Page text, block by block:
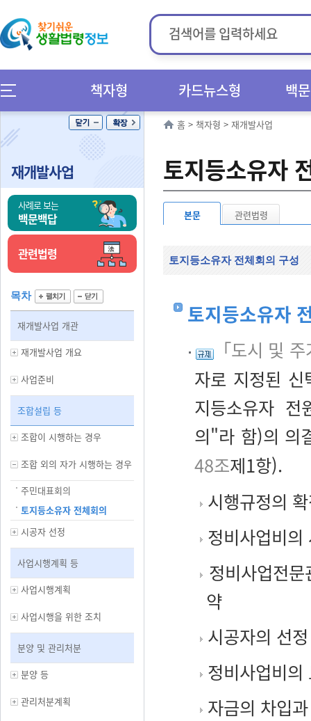
책자형 카드뉴스형 백
재개발사업
사례로 보는
백문백답
관련법령
목차
재개발사업 개관
재개발사업 개요
사업준비
조합설립 등
조합이 시행하는 경우
조합 외의 자가 시행하는 경우
주민대표회의
토지등소유자 전체회의
시공자 선정
사업시행계획 등
사업시행계획
사업시행을 위한 조치
분양 및 관리처분
분양 등
관리처분계획
홈 > 책자형 > 재개발사업
토지등소유자
본문 관련법령
토지등소유자 전체회의 구성
토지등소유자
「도시 및
자로 지정된 신
지등소유자 전
의"라 함)의 의
48조제1항).
시행규정의
정비사업비
정비사업전
약
시공자의 선
정비사업비의
자금의 차입